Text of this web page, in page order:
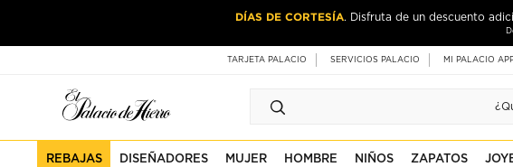
DÍAS DE CORTESÍA. Disfruta de un descuento
TARJETA PALACIO SERVICIOS PALACIO MI PALACIO
REBAJAS DISEÑADORES MUJER HOMBRE NIÑOS ZAPATOS